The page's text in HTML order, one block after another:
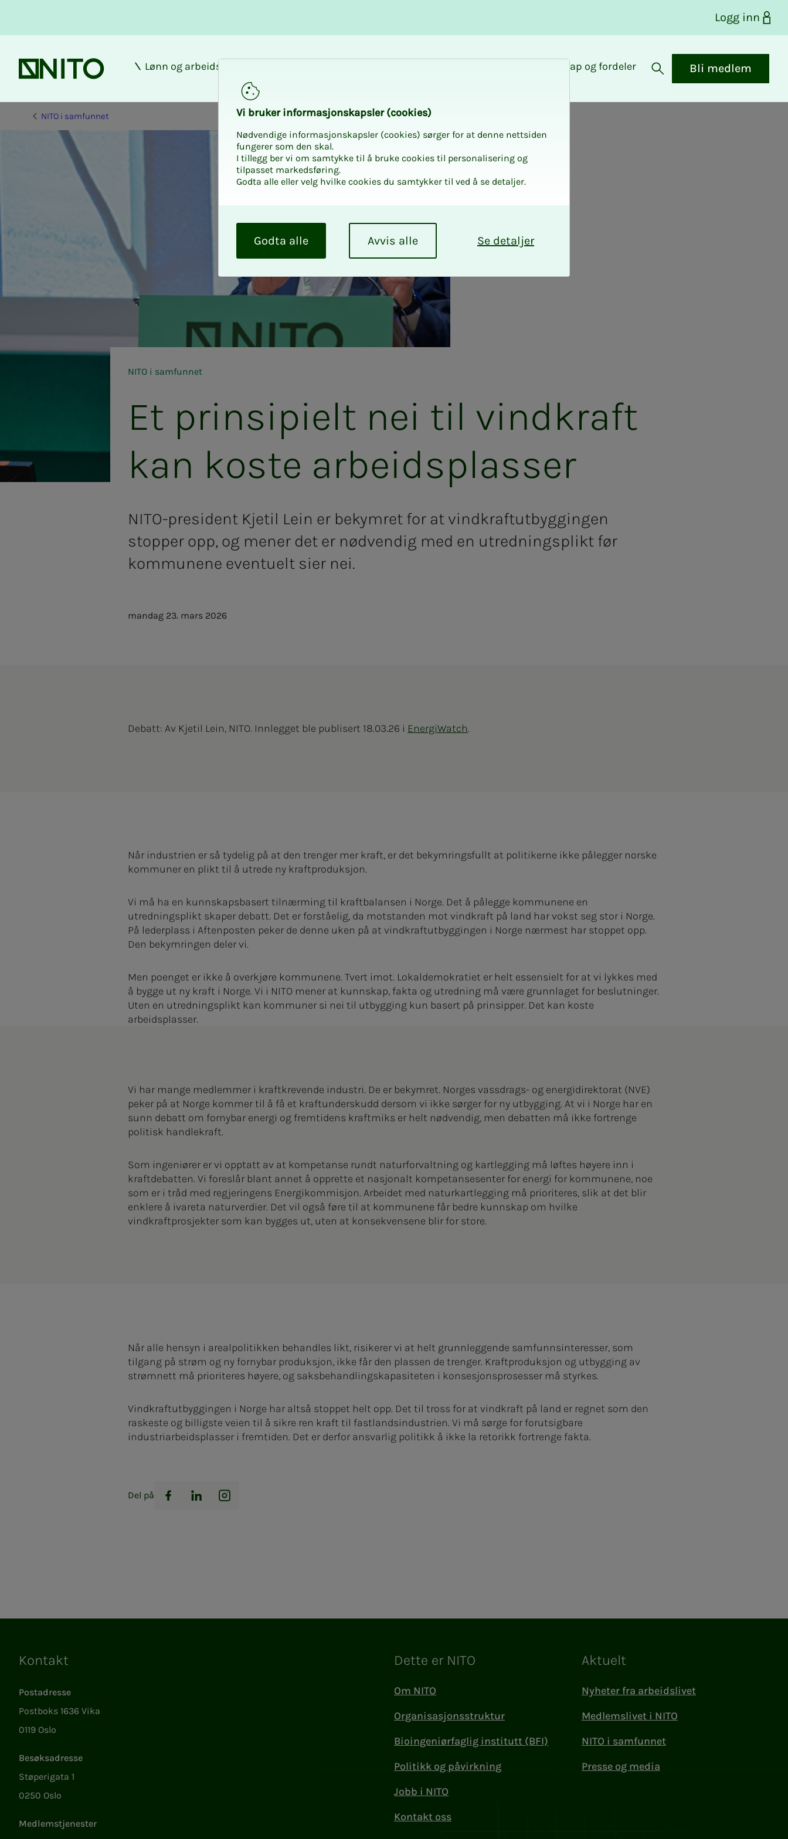
Logg inn
Forsiden
Lønn og arbeidsforhold Medlemskap og fordeler
Åpne søk
Bli medlem
NITO i samfunnet
NITO i samfunnet
Et prin­­­si­pi­elt nei til vind­­­kraft
kan kos­­­te ar­­­beids­­­plas­­­ser
NITO-president Kjetil Lein er bekymret for at vindkraftutbyggingen
stopper opp, og mener det er nødvendig med en utredningsplikt før
kommunene eventuelt sier nei.
mandag 23. mars 2026
Debatt: Av Kjetil Lein, NITO. Innlegget ble publisert 18.03.26 i EnergiWatch.
Når industrien er så tydelig på at den trenger mer kraft, er det bekymringsfullt at politikerne ikke pålegger norske
kommuner en plikt til å utrede ny kraftproduksjon.
Vi må ha en kunnskapsbasert tilnærming til kraftbalansen i Norge. Det å pålegge kommunene en
utredningsplikt skaper debatt. Det er forståelig, da motstanden mot vindkraft på land har vokst seg stor i Norge.
På lederplass i Aftenposten peker de denne uken på at vindkraftutbyggingen i Norge nærmest har stoppet opp.
Den bekymringen deler vi.
Men poenget er ikke å overkjøre kommunene. Tvert imot. Lokaldemokratiet er helt essensielt for at vi lykkes med
å bygge ut ny kraft i Norge. Vi i NITO mener at kunnskap, fakta og utredning må være grunnlaget for beslutninger.
Uten en utredningsplikt kan kommuner si nei til utbygging kun basert på prinsipper. Det kan koste
arbeidsplasser.
Vi har mange medlemmer i kraftkrevende industri. De er bekymret. Norges vassdrags- og energidirektorat (NVE)
peker på at Norge kommer til å få et kraftunderskudd dersom vi ikke sørger for ny utbygging. At vi i Norge har en
sunn debatt om fornybar energi og fremtidens kraftmiks er helt nødvendig, men debatten må ikke fortrenge
politisk handlekraft.
Som ingeniører er vi opptatt av at kompetanse rundt naturforvaltning og kartlegging må løftes høyere inn i
kraftdebatten. Vi foreslår blant annet å opprette et nasjonalt kompetansesenter for energi for kommunene, noe
som er i tråd med regjeringens Energikommisjon. Arbeidet med naturkartlegging må prioriteres, slik at det blir
enklere å ivareta naturverdier. Det vil også føre til at kommunene får bedre kunnskap om hvilke
vindkraftprosjekter som kan bygges ut, uten at konsekvensene blir for store.
Når alle hensyn i arealpolitikken behandles likt, risikerer vi at helt grunnleggende samfunnsinteresser, som
tilgang på strøm og ny fornybar produksjon, ikke får den plassen de trenger. Kraftproduksjon og utbygging av
strømnett må prioriteres høyere, og saksbehandlingskapasiteten i konsesjonsprosesser må styrkes.
Vindkraftutbyggingen i Norge har altså stoppet helt opp. Det til tross for at vindkraft på land er regnet som den
raskeste og billigste veien til å sikre ren kraft til fastlandsindustrien. Vi må sørge for forutsigbare
industriarbeidsplasser i fremtiden. Det er derfor ansvarlig politikk å ikke la retorikk fortrenge fakta.
Del på
Facebook
LinkedInInstagram
Kontakt
Postadresse
Postboks 1636 Vika
0119 Oslo
Besøksadresse
Støperigata 1
0250 Oslo
Medlemstjenester
Dette er NITO
Om NITO
Organisasjonsstruktur
Bioingeniørfaglig institutt (BFI)
Politikk og påvirkning
Jobb i NITO
Kontakt oss
Aktuelt
Nyheter fra arbeidslivet
Medlemslivet i NITO
NITO i samfunnet
Presse og media
Vi bru­­ker in­­for­­ma­­sjons­­kaps­­­ler (cookies)
Nødvendige informasjonskapsler (cookies) sørger for at denne nettsiden
fungerer som den skal.
I tillegg ber vi om samtykke til å bruke cookies til personalisering og
tilpasset markedsføring.
Godta alle eller velg hvilke cookies du samtykker til ved å se detaljer.
v
v
s
a
l
Se detaljer
Avvis alle
Godta alle